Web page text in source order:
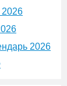
2026
2026